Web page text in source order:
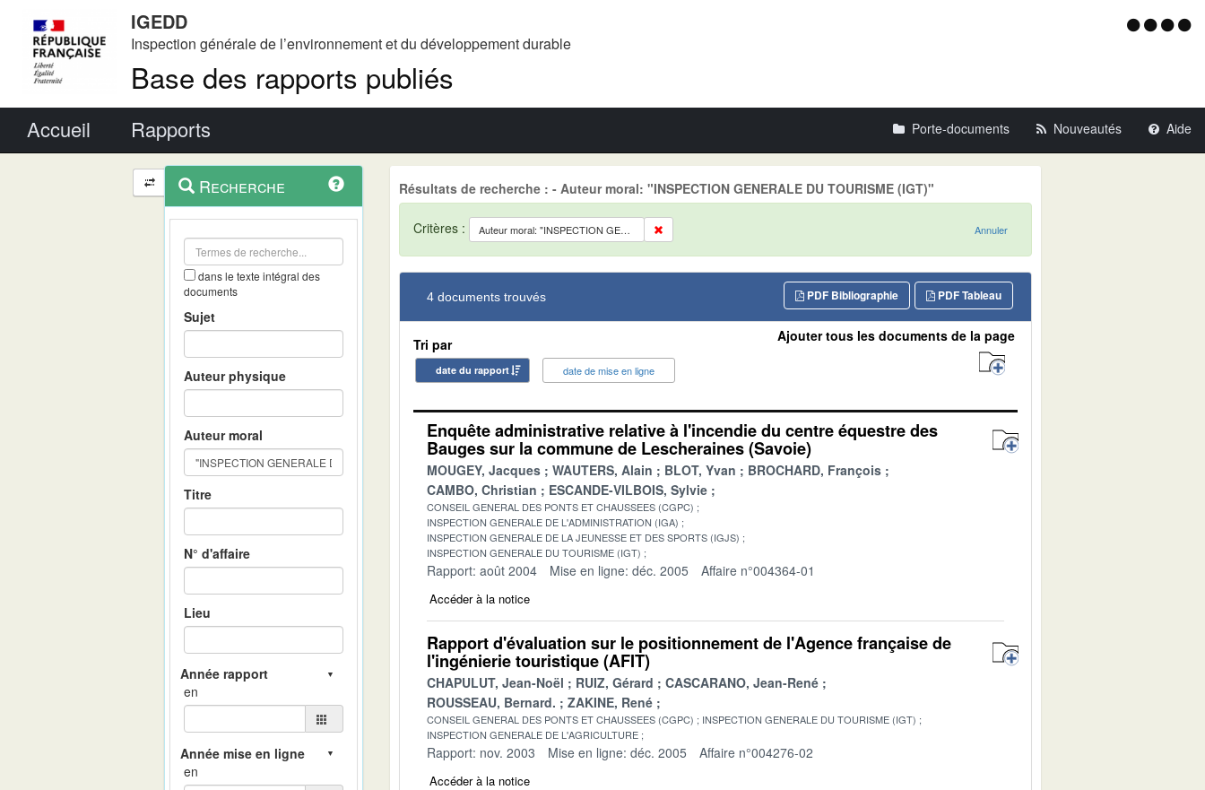
IGEDD
Inspection générale de l’environnement et du développement durable
Base des rapports publiés
Menu
Accueil Rapports Porte-documents Nouveautés Aide
Navigation
et
outils
contextuel
Recherche
dans le texte intégral des
documents
Sujet
Auteur physique
Auteur moral
Titre
N° d'affaire
Lieu
en
en
Résultats de recherche : - Auteur moral: "INSPECTION GENERALE DU TOURISME (IGT)"
Critères : Auteur moral: "INSPECTION GENERALE DU TOURISME (IGT)" Annuler
4 documents trouvés PDF Tableau
PDF Bibliographie
Tri par
date du rapport date de mise en ligne
Ajouter tous les documents de la page
Enquête administrative relative à l'incendie du centre équestre des
Bauges sur la commune de Lescheraines (Savoie)
MOUGEY, Jacques WAUTERS, Alain BLOT, Yvan
BROCHARD, François
CAMBO, Christian
ESCANDE-VILBOIS, Sylvie
CONSEIL GENERAL DES PONTS ET CHAUSSEES (CGPC)
INSPECTION GENERALE DE L'ADMINISTRATION (IGA)
INSPECTION GENERALE DE LA JEUNESSE ET DES SPORTS (IGJS)
INSPECTION GENERALE DU TOURISME (IGT)
Rapport: août 2004 Mise en ligne: déc. 2005 Affaire n°004364-01
Accéder à la notice
Rapport d'évaluation sur le positionnement de l'Agence française de
l'ingénierie touristique (AFIT)
CHAPULUT, Jean-Noël RUIZ, Gérard
CASCARANO, Jean-René
ROUSSEAU, Bernard.
ZAKINE, René
CONSEIL GENERAL DES PONTS ET CHAUSSEES (CGPC)
INSPECTION GENERALE DU TOURISME (IGT)
INSPECTION GENERALE DE L'AGRICULTURE
Rapport: nov. 2003 Mise en ligne: déc. 2005 Affaire n°004276-02
Accéder à la notice